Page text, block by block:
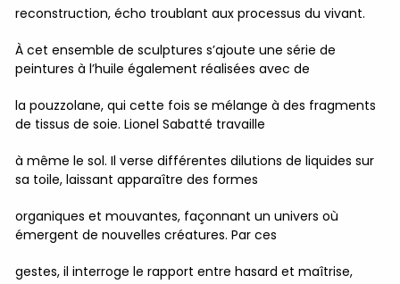
reconstruction, écho troublant aux processus du vivant.
À cet ensemble de sculptures s’ajoute une série de
peintures à l’huile également réalisées avec de
la pouzzolane, qui cette fois se mélange à des fragments
de tissus de soie. Lionel Sabatté travaille
à même le sol. Il verse différentes dilutions de liquides sur
sa toile, laissant apparaître des formes
organiques et mouvantes, façonnant un univers où
émergent de nouvelles créatures. Par ces
gestes, il interroge le rapport entre hasard et maîtrise,